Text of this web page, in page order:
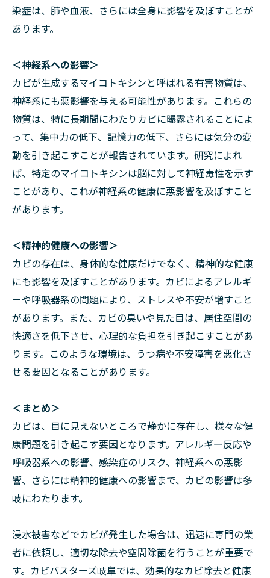
染症は、肺や血液、さらには全身に影響を及ぼすことが
あります。
＜神経系への影響＞
カビが生成するマイコトキシンと呼ばれる有害物質は、
神経系にも悪影響を与える可能性があります。これらの
物質は、特に長期間にわたりカビに曝露されることによ
って、集中力の低下、記憶力の低下、さらには気分の変
動を引き起こすことが報告されています。研究によれ
ば、特定のマイコトキシンは脳に対して神経毒性を示す
ことがあり、これが神経系の健康に悪影響を及ぼすこと
があります。
＜精神的健康への影響＞
カビの存在は、身体的な健康だけでなく、精神的な健康
にも影響を及ぼすことがあります。カビによるアレルギ
ーや呼吸器系の問題により、ストレスや不安が増すこと
があります。また、カビの臭いや見た目は、居住空間の
快適さを低下させ、心理的な負担を引き起こすことがあ
ります。このような環境は、うつ病や不安障害を悪化さ
せる要因となることがあります。
＜まとめ＞
カビは、目に見えないところで静かに存在し、様々な健
康問題を引き起こす要因となります。アレルギー反応や
呼吸器系への影響、感染症のリスク、神経系への悪影
響、さらには精神的健康への影響まで、カビの影響は多
岐にわたります。
浸水被害などでカビが発生した場合は、迅速に専門の業
者に依頼し、適切な除去や空間除菌を行うことが重要で
す。カビバスターズ岐阜では、効果的なカビ除去と健康